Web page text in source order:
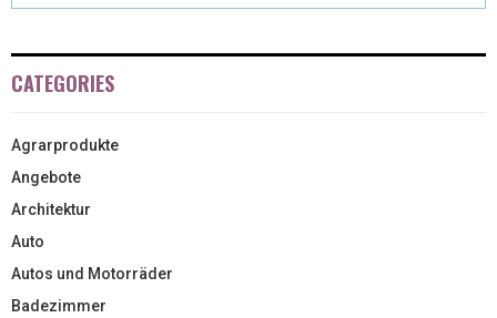
CATEGORIES
Agrarprodukte
Angebote
Architektur
Auto
Autos und Motorräder
Badezimmer